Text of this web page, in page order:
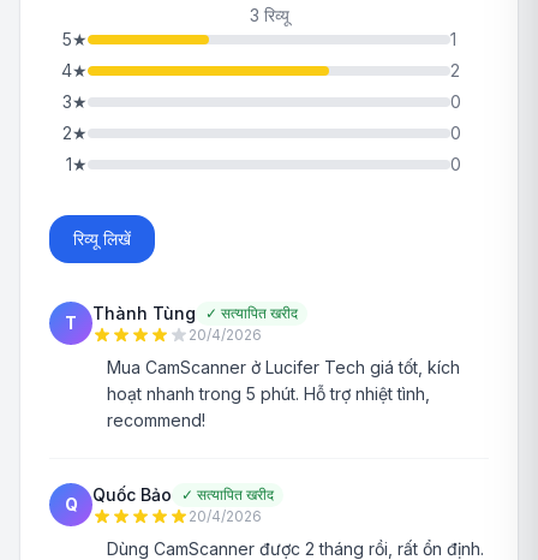
3 रिव्यू
5★
1
4★
2
3★
0
2★
0
1★ 0
रिव्यू लिखें
T Thành Tùng ✓ सत्यापित खरीद
20/4/2026
Mua CamScanner ở Lucifer Tech giá tốt, kích
hoạt nhanh trong 5 phút. Hỗ trợ nhiệt tình,
recommend!
Q Quốc Bảo ✓ सत्यापित खरीद
20/4/2026
Dùng CamScanner được 2 tháng rồi, rất ổn định.